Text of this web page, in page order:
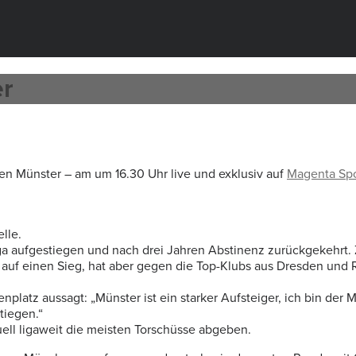
Münster – am um 16.30 Uhr live und exklusiv auf Magenta
aufgestiegen und nach drei Jahren Abstinenz
einen Sieg, hat aber gegen die Top-Klubs aus Dresden
aussagt: „Münster ist ein starker Aufsteiger, ich bin
ligaweit die meisten Torschüsse abgeben.